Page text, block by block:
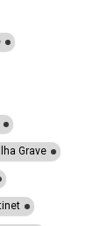
Grave